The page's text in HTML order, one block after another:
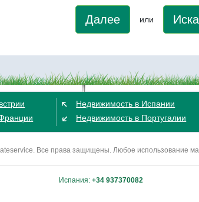
Далее или
Недвижимость в Испании
Недвижимость в Португалии
Все права защищены. Любое использование
Испания: +34 937370082